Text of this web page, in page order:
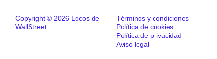
Copyright © 2026 Locos de
WallStreet
Términos y condiciones
Política de cookies
Política de privacidad
Aviso legal